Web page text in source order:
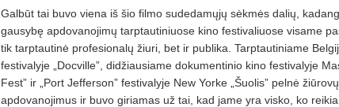
Galbūt tai buvo viena iš šio filmo sudedamųjų sėkmės dalių,
gausybę apdovanojimų tarptautiniuose kino festivaliuose visame
tik tarptautinė profesionalų žiuri, bet ir publika. Tarptautiniame
festivalyje „Docville”, didžiausiame dokumentinio kino festivalyje
Fest” ir „Port Jefferson” festivalyje New Yorke „Šuolis” pelnė
apdovanojimus ir buvo giriamas už tai, kad jame yra visko, ko